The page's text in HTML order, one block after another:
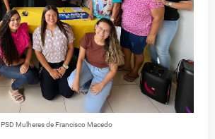
PSD Mulheres de Francisco Macedo